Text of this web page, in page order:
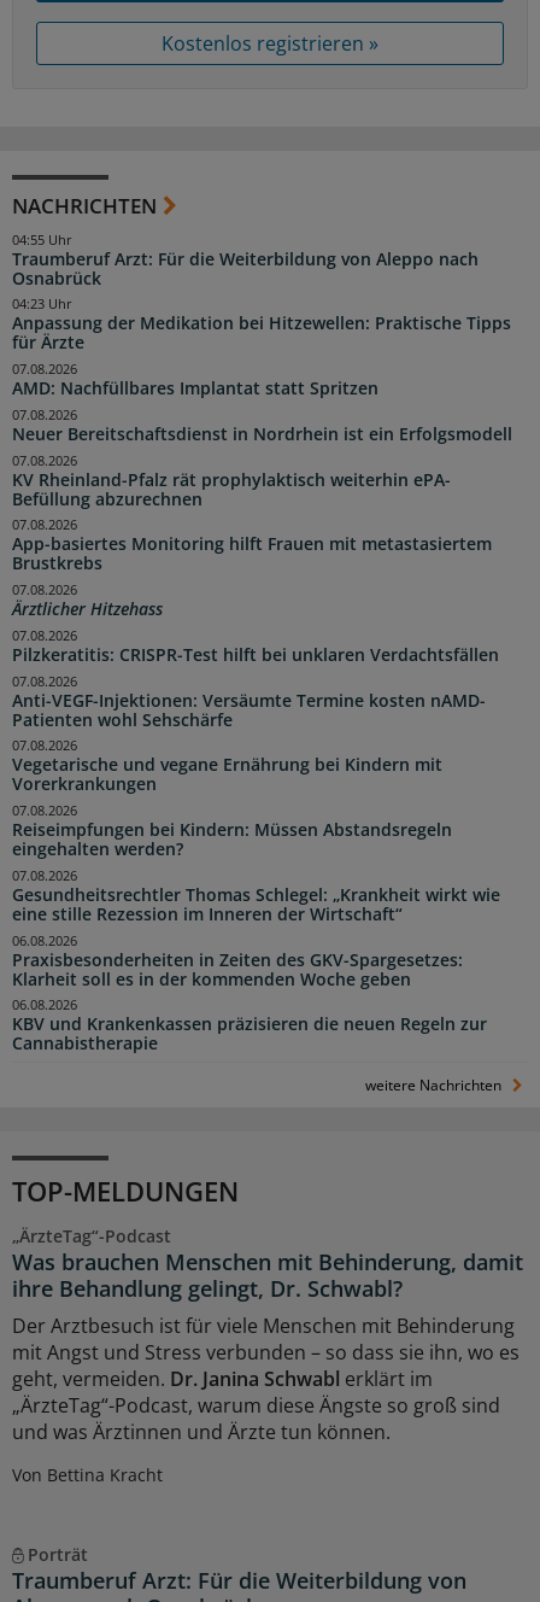
Kostenlos registrieren »
NACHRICHTEN
Traumberuf Arzt: Für die Weiterbildung von Aleppo nach
Osnabrück
04:55 Uhr
Anpassung der Medikation bei Hitzewellen: Praktische Tipps
für Ärzte
04:23 Uhr
AMD: Nachfüllbares Implantat statt Spritzen
07.08.2026
Neuer Bereitschaftsdienst in Nordrhein ist ein Erfolgsmodell
07.08.2026
KV Rheinland-Pfalz rät prophylaktisch weiterhin ePA-
Befüllung abzurechnen
07.08.2026
App-basiertes Monitoring hilft Frauen mit metastasiertem
Brustkrebs
07.08.2026
Ärztlicher Hitzehass
07.08.2026
Pilzkeratitis: CRISPR-Test hilft bei unklaren Verdachtsfällen
07.08.2026
Anti-VEGF-Injektionen: Versäumte Termine kosten nAMD-
Patienten wohl Sehschärfe
07.08.2026
Vegetarische und vegane Ernährung bei Kindern mit
Vorerkrankungen
07.08.2026
Reiseimpfungen bei Kindern: Müssen Abstandsregeln
eingehalten werden?
07.08.2026
Gesundheitsrechtler Thomas Schlegel: „Krankheit wirkt wie
eine stille Rezession im Inneren der Wirtschaft“
07.08.2026
Praxisbesonderheiten in Zeiten des GKV-Spargesetzes:
Klarheit soll es in der kommenden Woche geben
06.08.2026
KBV und Krankenkassen präzisieren die neuen Regeln zur
Cannabistherapie
06.08.2026
weitere Nachrichten
TOP-MELDUNGEN
„ÄrzteTag“-Podcast
Was brauchen Menschen mit Behinderung, damit
ihre Behandlung gelingt, Dr. Schwabl?
Der Arztbesuch ist für viele Menschen mit Behinderung
mit Angst und Stress verbunden – so dass sie ihn, wo es
geht, vermeiden. Dr. Janina Schwabl erklärt im
„ÄrzteTag“-Podcast, warum diese Ängste so groß sind
und was Ärztinnen und Ärzte tun können.
Von Bettina Kracht
Porträt
Traumberuf Arzt: Für die Weiterbildung von